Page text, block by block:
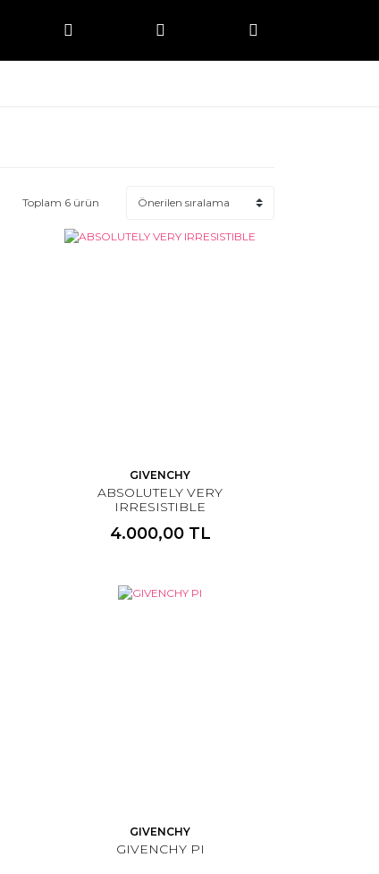
Toplam 6 ürün
GIVENCHY
ABSOLUTELY VERY
IRRESISTIBLE
4.000,00 TL
GIVENCHY
GIVENCHY PI